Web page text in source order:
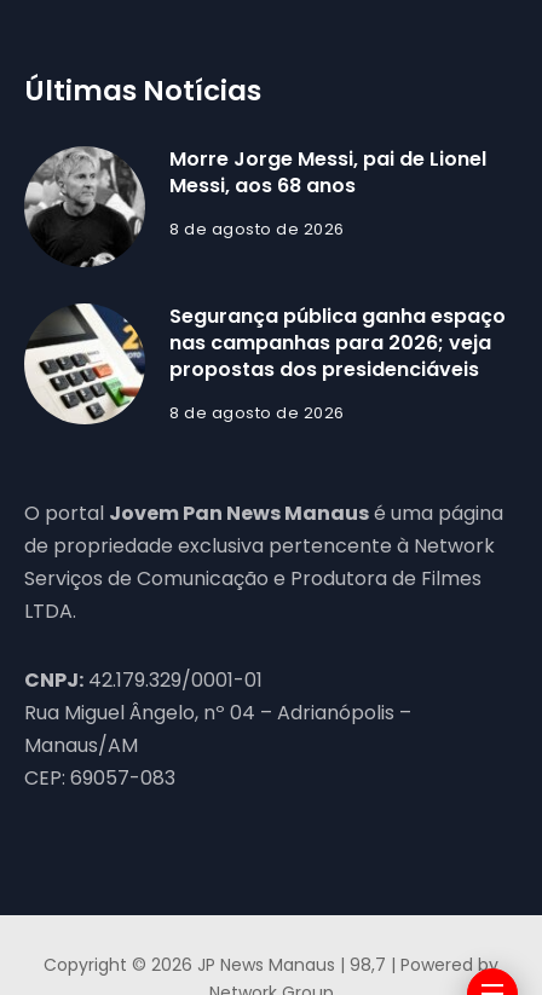
Últimas Notícias
Morre Jorge Messi, pai de Lionel
Messi, aos 68 anos
8 de agosto de 2026
Segurança pública ganha espaço
nas campanhas para 2026; veja
propostas dos presidenciáveis
8 de agosto de 2026
O portal Jovem Pan News Manausé uma página
de propriedade exclusiva pertencente à Network
Serviços de Comunicação e Produtora de Filmes
LTDA.
CNPJ: 42.179.329/0001-01
Rua Miguel Ângelo, nº 04 – Adrianópolis –
Manaus/AM
CEP: 69057-083
Copyright © 2026 JP News Manaus | 98,7 | Powered by